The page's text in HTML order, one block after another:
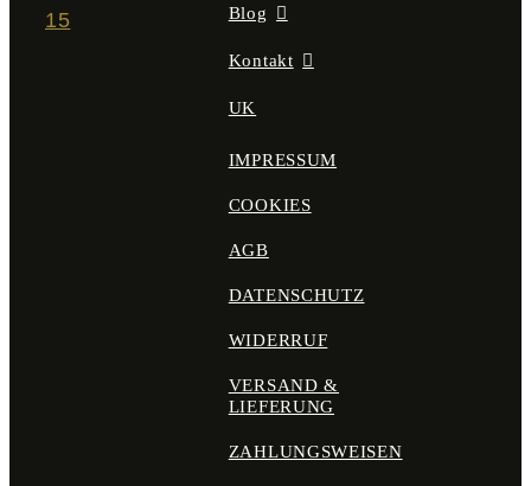
15
Blog
Kontakt
UK
IMPRESSUM
COOKIES
AGB
DATENSCHUTZ
WIDERRUF
VERSAND &
LIEFERUNG
ZAHLUNGSWEISEN